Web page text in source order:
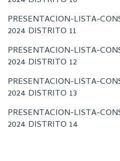
PRESENTACION-LISTA-
2024 DISTRITO 11
PRESENTACION-LISTA-
2024 DISTRITO 12
PRESENTACION-LISTA-
2024 DISTRITO 13
PRESENTACION-LISTA-
2024 DISTRITO 14